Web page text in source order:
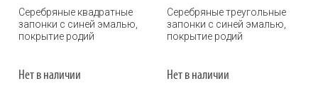
Серебряные квадратные
запонки с синей эмалью,
покрытие родий
Нет в наличии
Серебряные треугольные
запонки с синей эмалью,
покрытие родий
Нет в наличии